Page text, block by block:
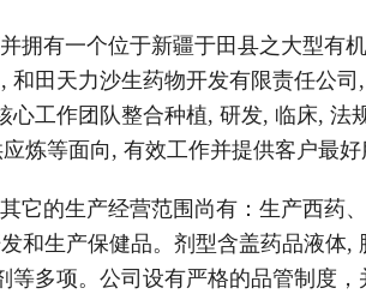
有一个位于新疆于田县之大型有
和田天力沙生药物开发有限责任公司
心工作团队整合种植, 研发, 临床, 法
炼等面向, 有效工作并提供客户最
的生产经营范围尚有：生产西药
和生产保健品。剂型含盖药品液体,
等多项。公司设有严格的品管制度，